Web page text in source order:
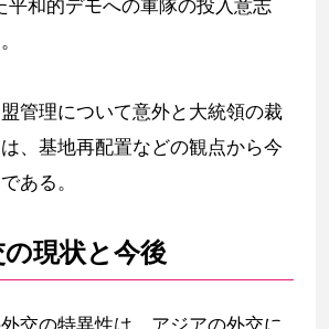
平和的デモへの軍隊の投入意志
管理について意外と大統領の裁
、基地再配置などの観点から今
ある。
現状と今後
交の特異性は、アジアの外交に